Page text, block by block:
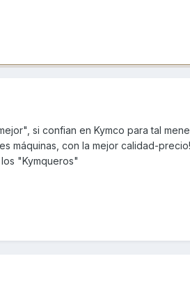
si confian en Kymco para tal
máquinas, con la mejor calidad-
"Kymqueros"